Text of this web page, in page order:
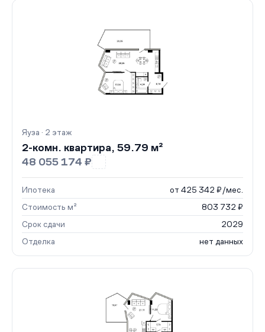
Яуза · 2 этаж
2-комн. квартира, 59.79 м²
48 055 174 ₽
Ипотека
от 425 342 ₽/мес.
Стоимость м²
803 732 ₽
Срок сдачи
2029
Отделка
нет данных